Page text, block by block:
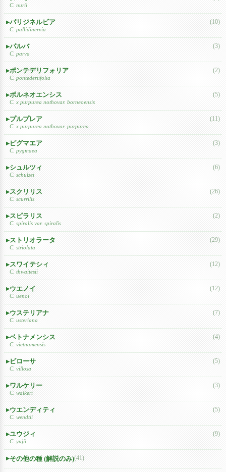
C. nurii
パリジネルビア
C. pallidinervia
(10)
パルバ
C. parva
(3)
ポンテデリフォリア
C. pontederiifolia
(2)
ボルネオエンシス
C. x purpurea nothovar. borneoensis
(5)
プルプレア
C. x purpurea nothovar. purpurea
(11)
ピグマエア
C. pygmaea
(3)
シュルツィ
C. schulzei
(6)
スクリリス
C. scurrilis
(26)
スピラリス
C. spiralis var. spiralis
(2)
ストリオラータ
C. striolata
(29)
スワイテシィ
C. thwaitesii
(12)
ウエノイ
C. uenoi
(12)
ウステリアナ
C. usteriana
(7)
ベトナメンシス
C. vietnamensis
(4)
ビローサ
C. villosa
(5)
ワルケリー
C. walkeri
(3)
ウエンディティ
C. wendtii
(5)
ユウジィ
C. yujii
(9)
その他の種 (解説のみ)(41)